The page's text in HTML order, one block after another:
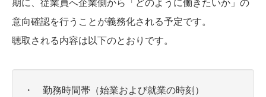
期に、従業員へ企業側から「どのように働きたいか」の
意向確認を行うことが義務化される予定です。
聴取される内容は以下のとおりです。
・ 勤務時間帯（始業および就業の時刻）